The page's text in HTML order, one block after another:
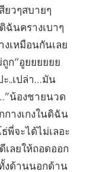
ยวๆสบายๆ
ฉันครางเบาๆ
เหมือนกันเลย
ก“อูยยยยยย
ะ..เปล่า…มัน
น้องชายนวด
างเกงในดิฉัน
พี่จะได้ไม่เลอะ
เลยให้ถอดออก
งด้านนอกด้าน